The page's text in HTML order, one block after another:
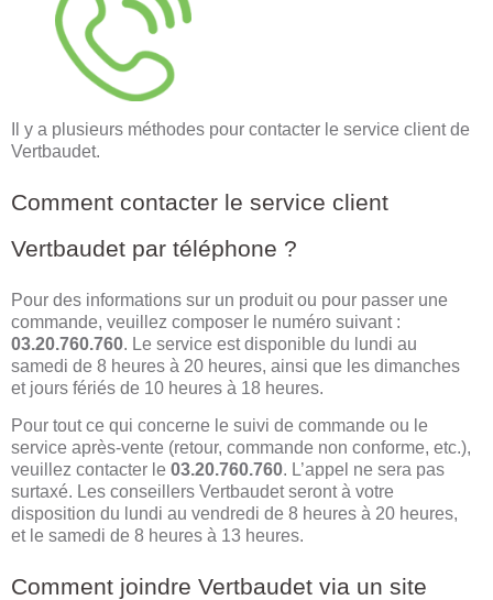
Il y a plusieurs méthodes pour contacter le service client de
Vertbaudet.
Comment contacter le service client
Vertbaudet par téléphone ?
Pour des informations sur un produit ou pour passer une
commande, veuillez composer le numéro suivant :
03.20.760.760. Le service est disponible du lundi au
samedi de 8 heures à 20 heures, ainsi que les dimanches
et jours fériés de 10 heures à 18 heures.
Pour tout ce qui concerne le suivi de commande ou le
service après-vente (retour, commande non conforme, etc.),
veuillez contacter le 03.20.760.760. L’appel ne sera pas
surtaxé. Les conseillers Vertbaudet seront à votre
disposition du lundi au vendredi de 8 heures à 20 heures,
et le samedi de 8 heures à 13 heures.
Comment joindre Vertbaudet via un site